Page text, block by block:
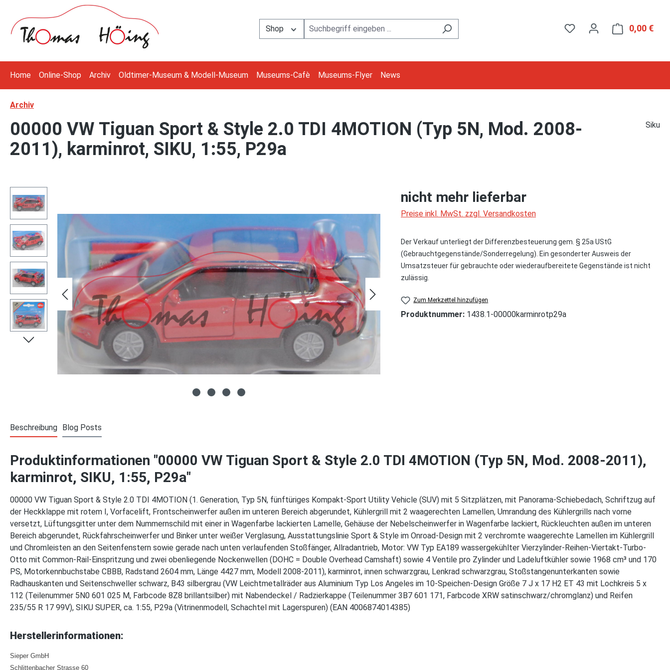
Hauptinhalt springen
Zur Suche springen
Zur Hauptnavigation springen
Shop
0,00 €
Home Online-Shop Archiv Oldtimer-Museum & Modell-Museum Museums-Cafè Museums-Flyer News
Archiv
00000 VW Tiguan Sport & Style 2.0 TDI 4MOTION (Typ 5N, Mod. 2008-
2011), karminrot, SIKU, 1:55, P29a
Siku
nicht mehr lieferbar
Preise inkl. MwSt. zzgl. Versandkosten
Der Verkauf unterliegt der Differenzbesteuerung gem. § 25a UStG
(Gebrauchtgegenstände/Sonderregelung). Ein gesonderter Ausweis der
Umsatzsteuer für gebrauchte oder wiederaufbereitete Gegenstände ist nicht
zulässig.
Zum Merkzettel hinzufügen
Produktnummer: 1438.1-00000karminrotp29a
Beschreibung Blog Posts
Produktinformationen "00000 VW Tiguan Sport & Style 2.0 TDI 4MOTION (Typ 5N, Mod. 2008-2011),
karminrot, SIKU, 1:55, P29a"
00000 VW Tiguan Sport & Style 2.0 TDI 4MOTION (1. Generation, Typ 5N, fünftüriges Kompakt-Sport Utility Vehicle (SUV) mit 5 Sitzplätzen, mit Panorama-Schiebedach, Schriftzug auf
der Heckklappe mit rotem I, Vorfacelift, Frontscheinwerfer außen im unteren Bereich abgerundet, Kühlergrill mit 2 waagerechten Lamellen, Umrandung des Kühlergrills nach vorne
versetzt, Lüftungsgitter unter dem Nummernschild mit einer in Wagenfarbe lackierten Lamelle, Gehäuse der Nebelscheinwerfer in Wagenfarbe lackiert, Rückleuchten außen im unteren
Bereich abgerundet, Rückfahrscheinwerfer und Binker unter weißer Verglasung, Ausstattungslinie Sport & Style im Onroad-Design mit 2 verchromte waagerechte Lamellen im Kühlergrill
und Chromleisten an den Seitenfenstern sowie gerade nach unten verlaufenden Stoßfänger, Allradantrieb, Motor: VW Typ EA189 wassergekühlter Vierzylinder-Reihen-Viertakt-Turbo-
Otto mit Common-Rail-Einspritzung und zwei obenliegende Nockenwellen (DOHC = Double Overhead Camshaft) sowie 4 Ventile pro Zylinder und Ladeluftkühler sowie 1968 cm³ und 170
PS, Motorkennbuchstabe CBBB, Radstand 2604 mm, Länge 4427 mm, Modell 2008-2011), karminrot, innen schwarzgrau, Lenkrad schwarzgrau, Stoßstangenunterkanten sowie
Radhauskanten und Seitenschweller schwarz, B43 silbergrau (VW Leichtmetallräder aus Aluminium Typ Los Angeles im 10-Speichen-Design Größe 7 J x 17 H2 ET 43 mit Lochkreis 5 x
112 (Teilenummer 5N0 601 025 M, Farbcode 8Z8 brillantsilber) mit Nabendeckel / Radzierkappe (Teilenummer 3B7 601 171, Farbcode XRW satinschwarz/chromglanz) und Reifen
235/55 R 17 99V), SIKU SUPER, ca. 1:55, P29a (Vitrinenmodell, Schachtel mit Lagerspuren) (EAN 4006874014385)
Herstellerinformationen:
Sieper GmbH
Schlittenbacher Strasse 60